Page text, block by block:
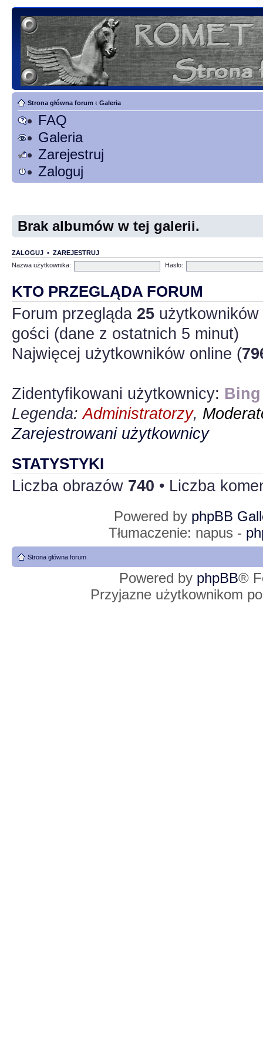
Strona główna forum ‹ Galeria
FAQ
Galeria
Zarejestruj
Zaloguj
Brak albumów w tej galerii.
ZALOGUJ • ZAREJESTRUJ
Nazwa użytkownika:
Hasło:
KTO PRZEGLĄDA FORUM
Forum przegląda 25
gości (dane z ostatnich 5 minut)
Najwięcej użytkowników online (
Zidentyfikowani użytkownicy:
Legenda:Administratorzy,
Zarejestrowani użytkownicy
STATYSTYKI
Liczba obrazów 740 • Liczba
Powered by phpBB
Tłumaczenie: napus -
Strona główna forum
Powered by phpBB®
Przyjazne użytkownikom